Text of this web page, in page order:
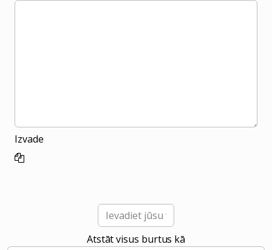
Izvade
Atstāt visus burtus kā